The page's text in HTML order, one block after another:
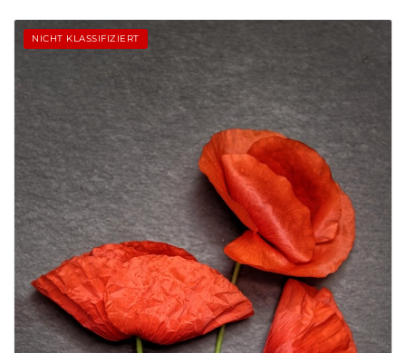
NICHT KLASSIFIZIERT